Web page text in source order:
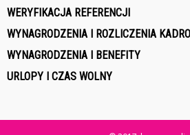
WERYFIKACJA REFERENCJI
WYNAGRODZENIA I ROZLICZENIA
WYNAGRODZENIA I BENEFITY
URLOPY I CZAS WOLNY